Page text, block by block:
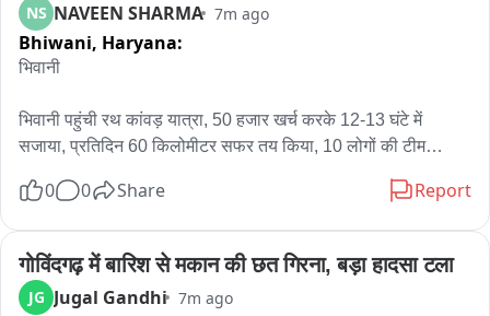
NS NAVEEN SHARMA 7m ago
Bhiwani, Haryana:
भिवानी
भिवानी पहुंची रथ कांवड़ यात्रा, 50 हजार खर्च करके 12-13 घंटे में
सजाया, प्रतिदिन 60 किलोमीटर सफर तय किया, 10 लोगों की टीम
खुर्द के कांवड़ यात्री हरिद्वार से लेकर आए हैं। इस कांवड़ में करीब 50 हजार
से 10 लोगों की टीम इस कांवड़ यात्रा को लेकर आई है।
भिवानी के गांव मंढोली खुर्द निवासी अमित कुमार, रवि कुमार व सुरेंद्र आदि
ने कहा कि वे 2 अगस्त को गांव से चले थे। इसके बाद उन्होंने हरिद्वार
0 0 Share Report
गोविंदगढ़ में बारिश से मकान की छत गिरना, बड़ा हादसा टला
JG Jugal Gandhi 7m ago